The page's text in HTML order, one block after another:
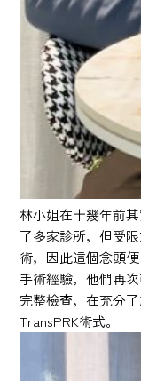
林小姐在十幾年前
了多家診所，但受
術，因此這個念頭
手術經驗，他們再
完整檢查，在充分
TransPRK術式。